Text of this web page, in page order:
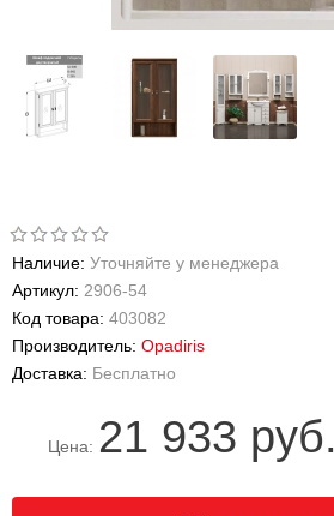
Наличие: Уточняйте у менеджера
Артикул: 2906-54
Код товара: 403082
Производитель: Opadiris
Доставка: Бесплатно
Цена: 21 933 руб.